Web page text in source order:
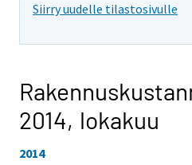
Siirry uudelle tilastosivulle
2014, lokakuu
2014